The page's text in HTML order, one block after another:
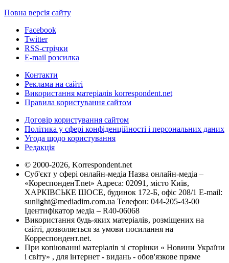
Повна версія сайту
Facebook
Twitter
RSS-стрічки
E-mail розсилка
Контакти
Реклама на сайті
Використання матеріалів korrespondent.net
Правила користування сайтом
Договір користування сайтом
Політика у сфері конфіденційності і персональних даних
Угода щодо користування
Редакція
© 2000-2026, Korrespondent.net
Суб'єкт у сфері онлайн-медіа Назва онлайн-медіа –
«КореспонденТ.net» Адреса: 02091, місто Київ,
ХАРКІВСЬКЕ ШОСЕ, будинок 172-Б, офіс 208/1 E-mail:
sunlight@mediadim.com.ua Телефон: 044-205-43-00
Ідентифікатор медіа – R40-06068
Використання будь-яких матеріалів, розміщених на
сайті, дозволяється за умови посилання на
Корреспондент.net.
При копіюванні матеріалів зі сторінки « Новини України
і світу» , для інтернет - видань - обов'язкове пряме